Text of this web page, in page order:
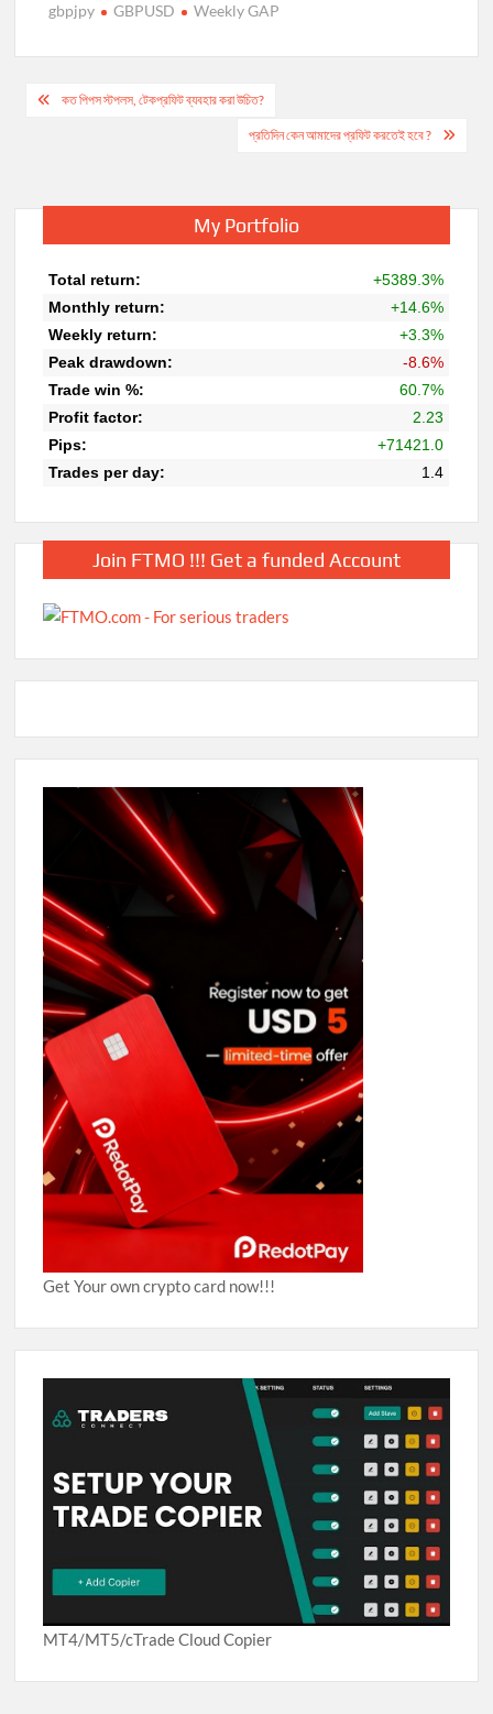
gbpjpy GBPUSD Weekly GAP
কত পিপস স্টপলস, টেকপ্রফিট ব্যবহার করা উচিত?
প্রতিদিন কেন আমাদের প্রফিট করতেই হবে ?
My Portfolio
Join FTMO !!! Get a funded Account
Get Your own crypto card now!!!
MT4/MT5/cTrade Cloud Copier